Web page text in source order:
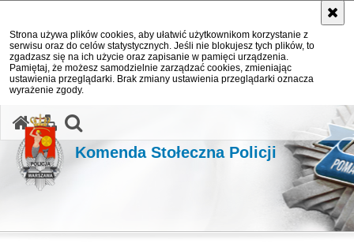
Strona używa plików cookies, aby ułatwić użytkownikom korzystanie z
serwisu oraz do celów statystycznych. Jeśli nie blokujesz tych plików, to
zgadzasz się na ich użycie oraz zapisanie w pamięci urządzenia.
Pamiętaj, że możesz samodzielnie zarządzać cookies, zmieniając
ustawienia przeglądarki. Brak zmiany ustawienia przeglądarki oznacza
wyrażenie zgody.
Komenda Stołeczna Policji